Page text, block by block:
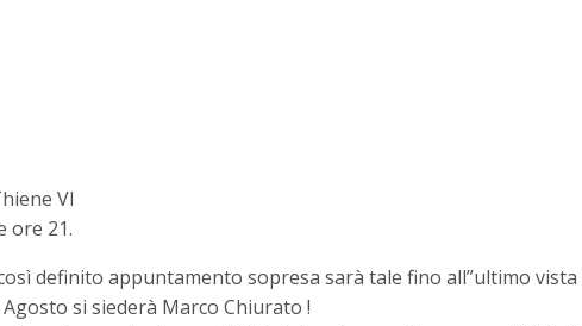
VI
ore 21.
definito appuntamento sopresa sarà tale fino all”ultimo
si siederà Marco Chiurato !